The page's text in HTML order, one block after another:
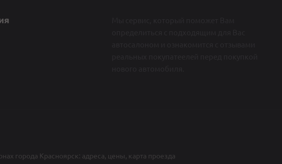
города Красноярск: адреса, цены, карта проезда